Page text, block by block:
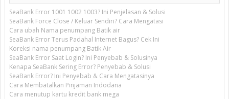
SeaBank Error 1001 1002 1003? Ini Penjelasan & Solusi
SeaBank Force Close / Keluar Sendiri? Cara Mengatasi
Cara ubah Nama penumpang Batik air
SeaBank Error Terus Padahal Internet Bagus? Cek Ini
Koreksi nama penumpang Batik Air
SeaBank Error Saat Login? Ini Penyebab & Solusinya
Kenapa SeaBank Sering Error? Penyebab & Solusi
SeaBank Error? Ini Penyebab & Cara Mengatasinya
Cara Membatalkan Pinjaman Indodana
Cara menutup kartu kredit bank mega